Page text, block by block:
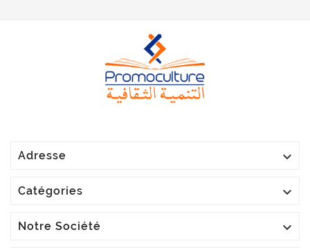
Adresse 
Catégories 
Notre Société 